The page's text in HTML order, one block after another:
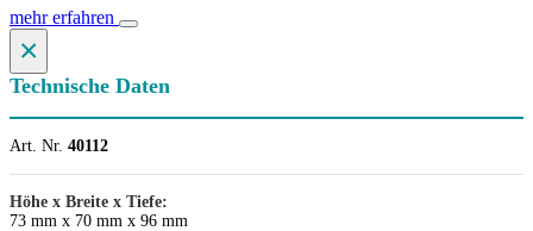
mehr erfahren
×
Technische Daten
Art. Nr. 40112
Höhe x Breite x Tiefe:
73 mm x 70 mm x 96 mm